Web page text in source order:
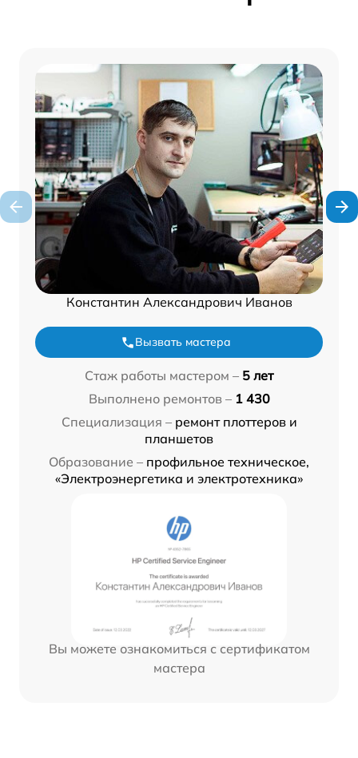
Константин Александрович Иванов
Вызвать мастера
Стаж работы мастером – 5 лет
Выполнено ремонтов – 1 430
Специализация – ремонт плоттеров и
планшетов
Образование – профильное техническое,
«Электроэнергетика и электротехника»
Вы можете ознакомиться с сертификатом
мастера